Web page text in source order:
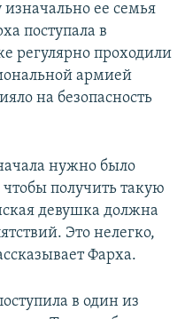
изначально ее семья
поступала в
регулярно проходили
армией
на безопасность
нужно было
получить такую
девушка должна
Это нелегко,
Фарха.
в один из